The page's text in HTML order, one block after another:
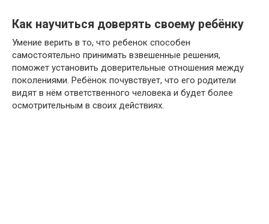
Как научиться доверять своему ребёнку
Умение верить в то, что ребенок способен
самостоятельно принимать взвешенные решения,
поможет установить доверительные отношения между
поколениями. Ребёнок почувствует, что его родители
видят в нём ответственного человека и будет более
осмотрительным в своих действиях.